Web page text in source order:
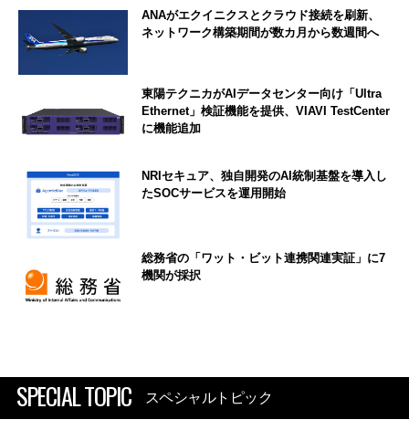
ANAがエクイニクスとクラウド接続を刷新、
ネットワーク構築期間が数カ月から数週間へ
東陽テクニカがAIデータセンター向け「Ultra
Ethernet」検証機能を提供、VIAVI TestCenter
に機能追加
NRIセキュア、独自開発のAI統制基盤を導入し
たSOCサービスを運用開始
総務省の「ワット・ビット連携関連実証」に7
機関が採択
SPECIAL TOPIC スペシャルトピック